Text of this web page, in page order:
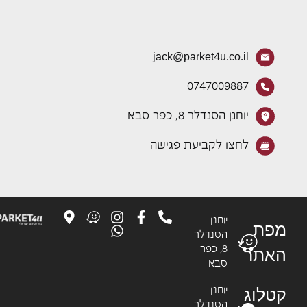
jack@parket4u.co.il
0747009887
יוחנן הסנדלר 8, כפר סבא
לחצו לקביעת פגישה
הסנדלר
8, כפר
סבא
יוחנן
הסנדלר